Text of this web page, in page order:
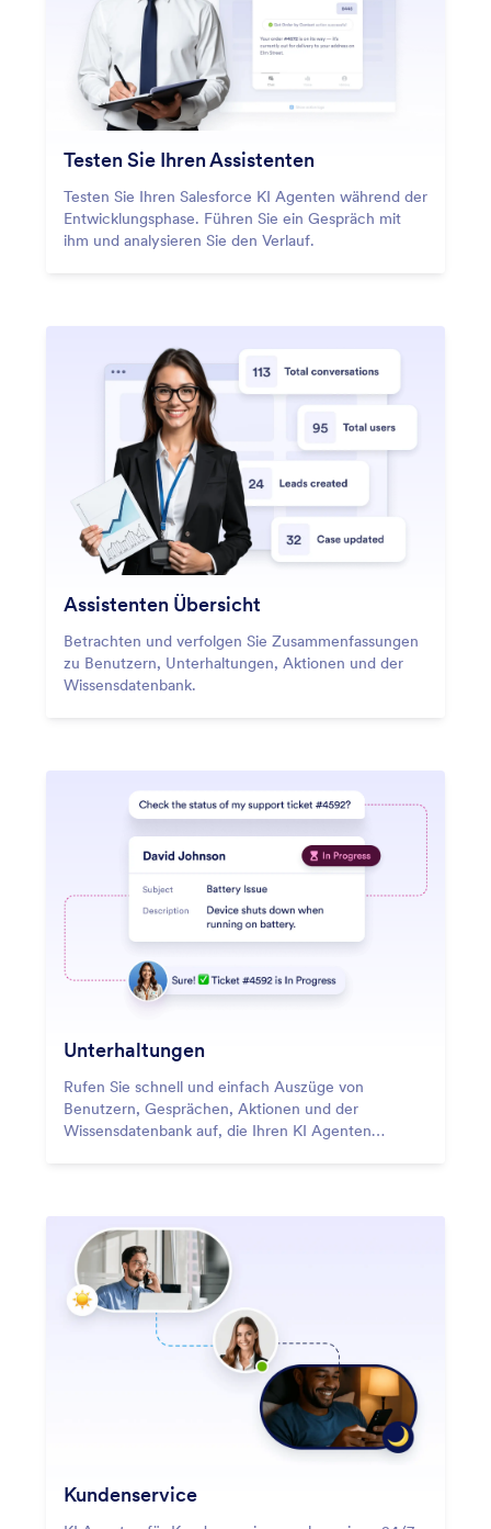
Testen Sie Ihren Assistenten
Testen Sie Ihren Salesforce KI Agenten während der
Entwicklungsphase. Führen Sie ein Gespräch mit
ihm und analysieren Sie den Verlauf.
Assistenten Übersicht
Betrachten und verfolgen Sie Zusammenfassungen
zu Benutzern, Unterhaltungen, Aktionen und der
Wissensdatenbank.
Unterhaltungen
Rufen Sie schnell und einfach Auszüge von
Benutzern, Gesprächen, Aktionen und der
Wissensdatenbank auf, die Ihren KI Agenten
Kundenservice